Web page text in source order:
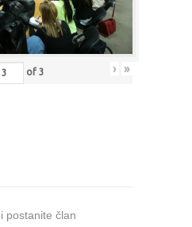
of 3 › »
postanite član